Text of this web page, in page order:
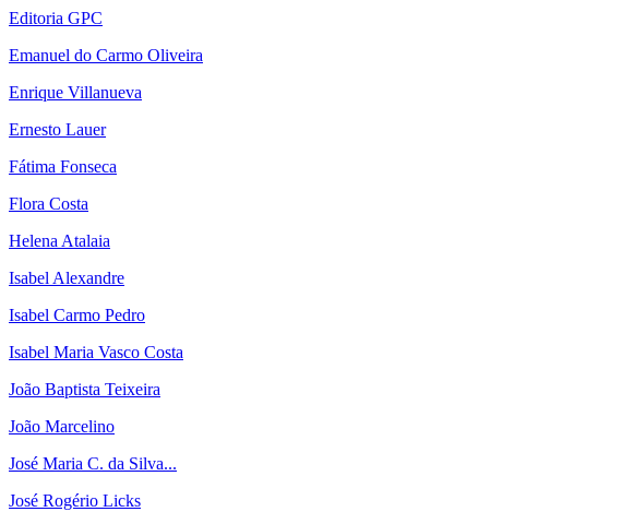
Editoria GPC
Emanuel do Carmo Oliveira
Enrique Villanueva
Ernesto Lauer
Fátima Fonseca
Flora Costa
Helena Atalaia
Isabel Alexandre
Isabel Carmo Pedro
Isabel Maria Vasco Costa
João Baptista Teixeira
João Marcelino
José Maria C. da Silva...
José Rogério Licks